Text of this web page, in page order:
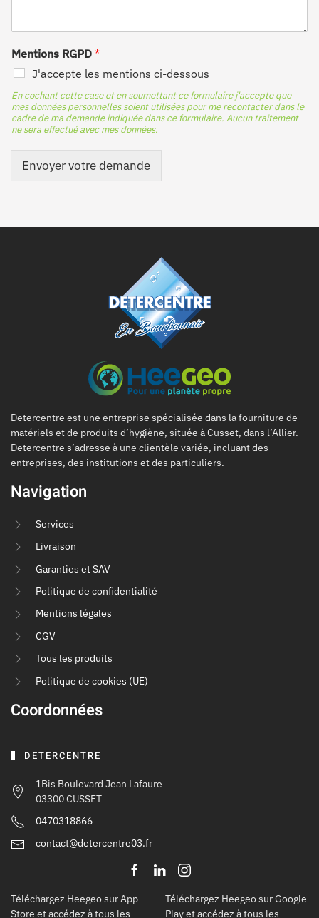
Mentions RGPD *
J'accepte les mentions ci-dessous
En cochant cette case et en soumettant ce formulaire j'accepte que
mes données personnelles soient utilisées pour me recontacter dans le
cadre de ma demande indiquée dans ce formulaire. Aucun traitement
ne sera effectué avec mes données.
Envoyer votre demande
Detercentre est une entreprise spécialisée dans la fourniture de
matériels et de produits d’hygiène, située à Cusset, dans l’Allier.
Detercentre s’adresse à une clientèle variée, incluant des
entreprises, des institutions et des particuliers.
Navigation
Services
Livraison
Garanties et SAV
Politique de confidentialité
Mentions légales
CGV
Tous les produits
Politique de cookies (UE)
Coordonnées
DETERCENTRE
1Bis Boulevard Jean Lafaure
03300 CUSSET
0470318866
contact@detercentre03.fr
Téléchargez Heegeo sur App
Store et accédez à tous les
Téléchargez Heegeo sur Google
Play et accédez à tous les